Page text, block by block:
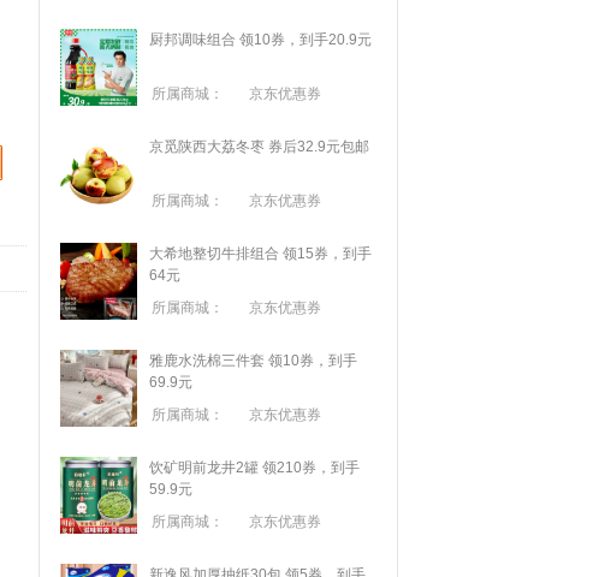
厨邦调味组合 领10券，到手20.9元
所属商城： 京东优惠券
京觅陕西大荔冬枣 券后32.9元包邮
所属商城： 京东优惠券
大希地整切牛排组合 领15券，到手
64元
所属商城：
京东优惠券
雅鹿水洗棉三件套 领10券，到手
69.9元
所属商城：
京东优惠券
饮矿明前龙井2罐 领210券，到手
59.9元
所属商城：
京东优惠券